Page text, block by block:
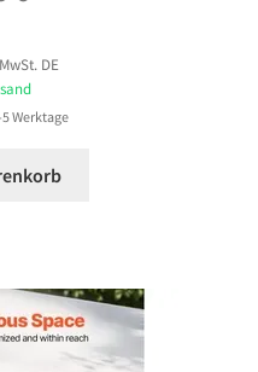
DE
Werktage